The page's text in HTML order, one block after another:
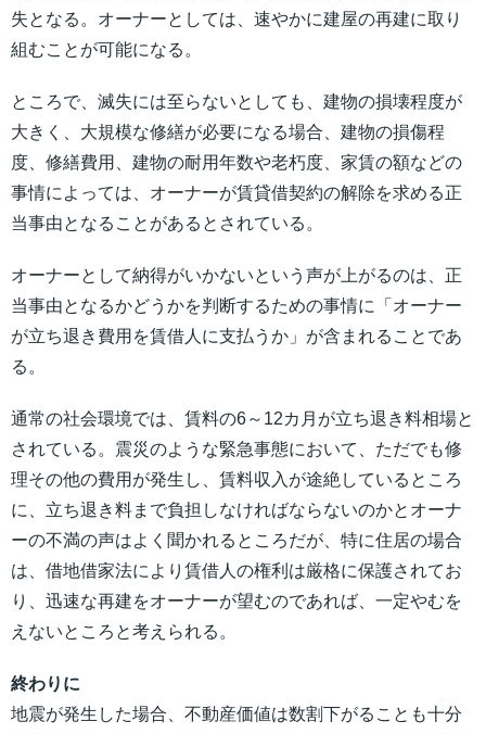
失となる。オーナーとしては、速やかに建屋の再建に取り
組むことが可能になる。
ところで、滅失には至らないとしても、建物の損壊程度が
大きく、大規模な修繕が必要になる場合、建物の損傷程
度、修繕費用、建物の耐用年数や老朽度、家賃の額などの
事情によっては、オーナーが賃貸借契約の解除を求める正
当事由となることがあるとされている。
オーナーとして納得がいかないという声が上がるのは、正
当事由となるかどうかを判断するための事情に「オーナー
が立ち退き費用を賃借人に支払うか」が含まれることであ
る。
通常の社会環境では、賃料の6～12カ月が立ち退き料相場と
されている。震災のような緊急事態において、ただでも修
理その他の費用が発生し、賃料収入が途絶しているところ
に、立ち退き料まで負担しなければならないのかとオーナ
ーの不満の声はよく聞かれるところだが、特に住居の場合
は、借地借家法により賃借人の権利は厳格に保護されてお
り、迅速な再建をオーナーが望むのであれば、一定やむを
えないところと考えられる。
終わりに
地震が発生した場合、不動産価値は数割下がることも十分